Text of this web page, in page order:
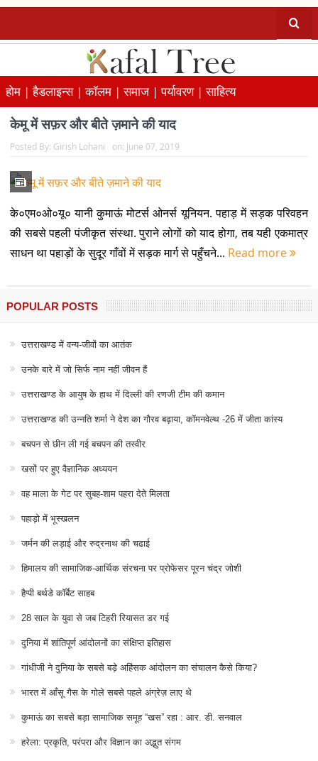
होम |हैडलाइन्स |कॉलम |समाज |पर्यावरण |साहित्य
केमू में सफ़र और बीते ज़माने की याद
Posted By: Girish Lohani on: June 07, 2019
के०एम०ओ०यू० यानी कुमाऊं मोटर्स ओनर्स यूनियन. पहाड़ में सड़क परिवहन
की सबसे पहली पंजीकृत संस्था. पुराने लोगों को याद होगा, तब यही एकमात्र
साधन था पहाड़ों के सुदूर गाँवों में सड़क मार्ग से पहुँचने... Read more
POPULAR POSTS
उत्तराखण्ड में वन्य-जीवों का आतंक
उनके बारे में जो सिर्फ नाम नहीं जीवन हैं
उत्तराखण्ड के आयुष के हाथ में दिल्ली की रणजी टीम की कमान
उत्तराखण्ड की उन्नति शर्मा ने देश का गौरव बढ़ाया, कॉमनवेल्थ -26 में जीता कांस्य
बचपन से छीन ली गई बचपन की तस्वीर
खसों पर हुए वैज्ञानिक अध्ययन
वह माला के गेट पर सुबह-शाम पहरा देते मिलता
पहाड़ो में भूस्खलन
जर्मन की लड़ाई और रुद्रनाथ की चढाई
हिमालय की सामाजिक-आर्थिक संरचना पर प्रोफेसर पूरन चंद्र जोशी
हैप्पी बर्थडे कॉर्बेट साहब
28 साल के युवा से जब टिहरी रियासत डर गई
दुनिया में शांतिपूर्ण आंदोलनों का संक्षिप्त इतिहास
गांधीजी ने दुनिया के सबसे बड़े अहिंसक आंदोलन का संचालन कैसे किया?
भारत में आँसू गैस के गोले सबसे पहले अंग्रेज़ लाए थे
कुमाऊं का सबसे बड़ा सामाजिक समूह “खस” रहा : आर. डी. सनवाल
हरेला: प्रकृति, परंपरा और विज्ञान का अद्भुत संगम